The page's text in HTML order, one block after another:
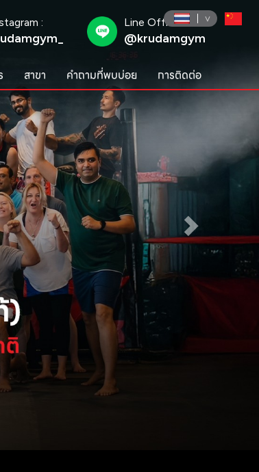
: Line Official :
@krudamgym
สาขา คำถามที่พบบ่อย การติดต่อ